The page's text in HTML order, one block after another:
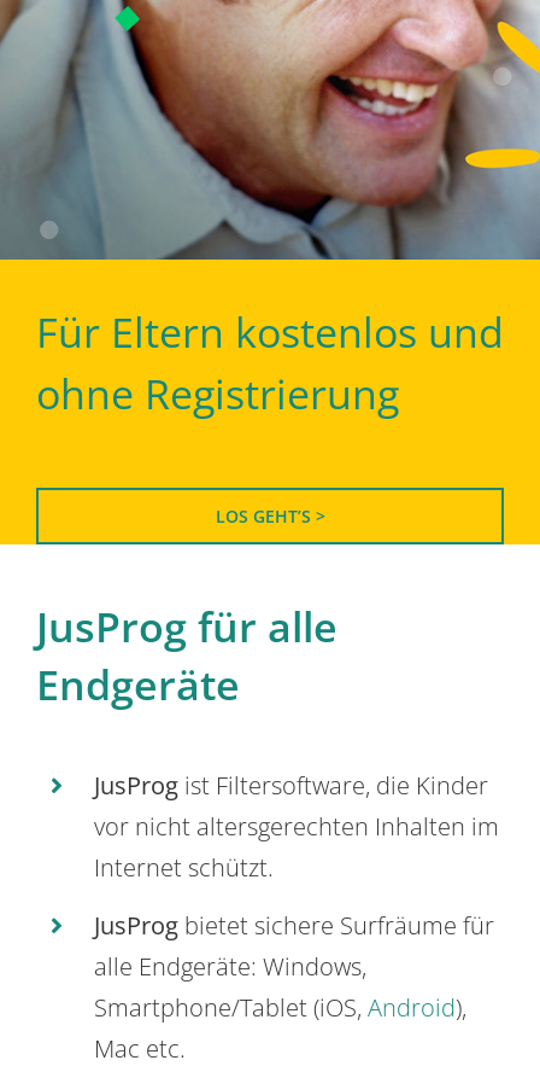
Für Eltern kostenlos und
ohne Registrierung
LOS GEHT’S >
JusProg für alle
Endgeräte
JusProg ist Filtersoftware, die Kinder
vor nicht altersgerechten Inhalten im
Internet schützt.
JusProg bietet sichere Surfräume für
alle Endgeräte: Windows,
Smartphone/Tablet (iOS, Android),
Mac etc.